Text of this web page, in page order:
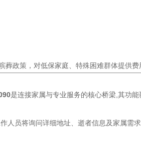
政策，对低保家庭、特殊困难群体提供费
是连接家属与专业服务的核心桥梁,其功能
人员将询问详细地址、逝者信息及家属需